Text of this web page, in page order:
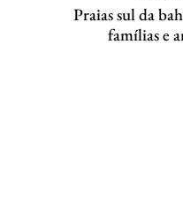
Praias sul da
famílias e